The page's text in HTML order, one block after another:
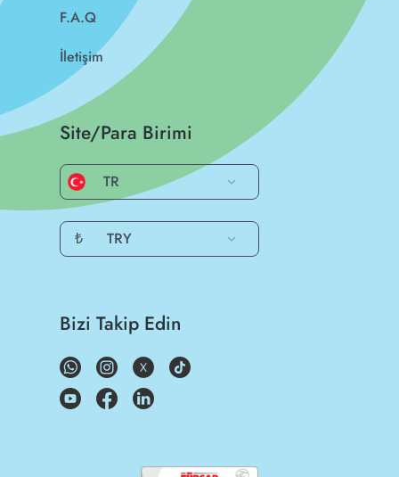
F.A.Q
İletişim
Site/Para Birimi
TR
₺ TRY
Bizi Takip Edin